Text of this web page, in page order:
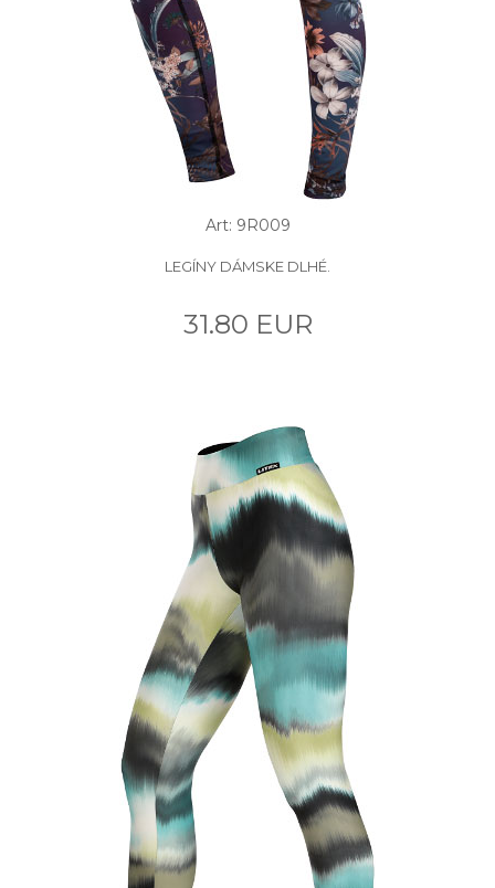
Art: 9R009
LEGÍNY DÁMSKE DLHÉ.
31.80 EUR